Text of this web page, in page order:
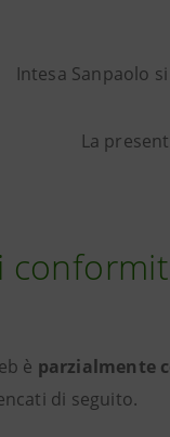
Intesa Sanpaolo
La
è parzialmente
di seguito.